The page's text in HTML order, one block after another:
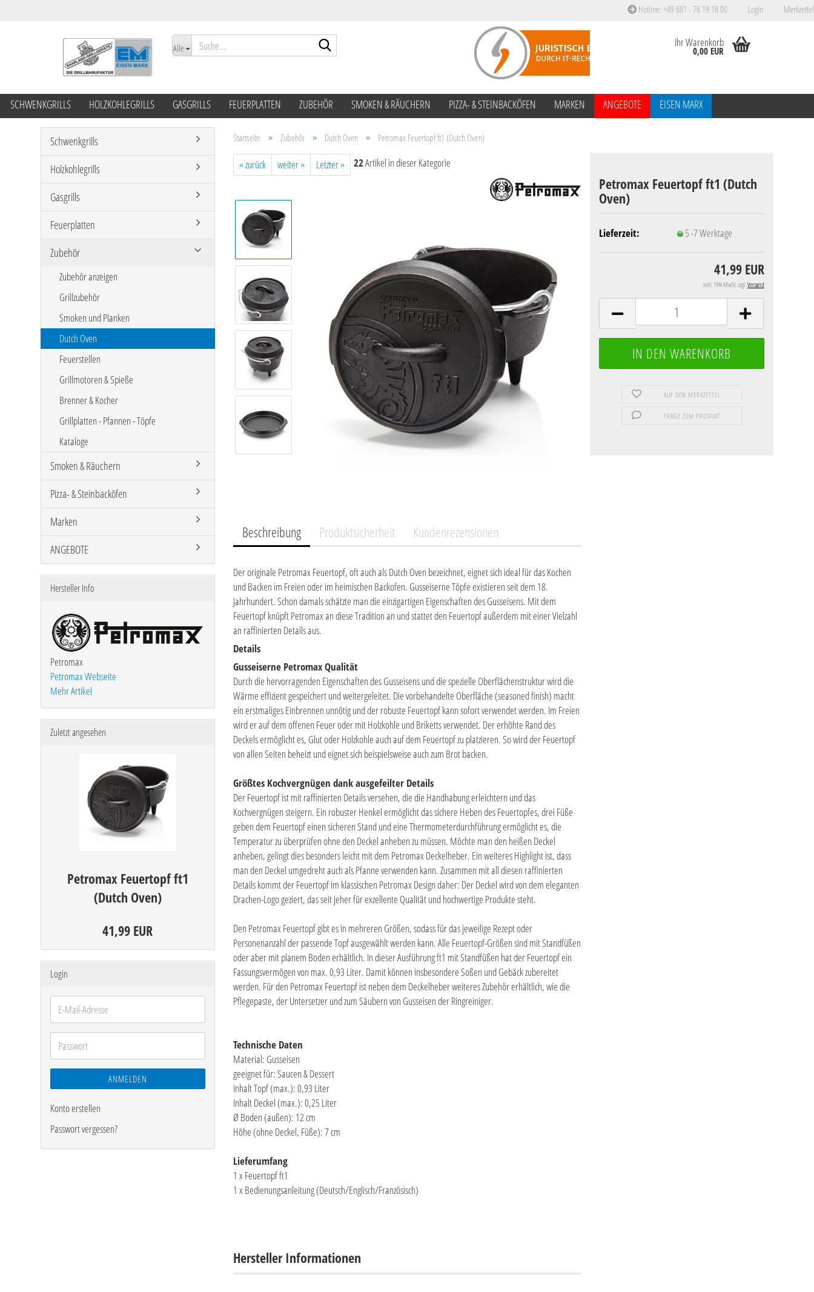
Hotline: +49 681 - 76 19 18 00 Login Merkzettel
Alle Ihr Warenkorb
0,00 EUR
SCHWENKGRILLS HOLZKOHLEGRILLS GASGRILLS FEUERPLATTEN ZUBEHÖR SMOKEN & RÄUCHERN PIZZA- & STEINBACKÖFEN MARKEN ANGEBOTE EISEN MARX
Startseite » Zubehör » Dutch Oven » Petromax Feuertopf ft1 (Dutch Oven)
« zurück weiter » Letzter » 22Artikel in dieser Kategorie
Petromax Feuertopf ft1 (Dutch
Oven)
Lieferzeit: 5 -7 Werktage
41,99 EUR
inkl. 19% MwSt. zzgl.Versand
AUF DEN MERKZETTEL
FRAGE ZUM PRODUKT
Beschreibung Produktsicherheit Kundenrezensionen
Der originale Petromax Feuertopf, oft auch als Dutch Oven bezeichnet, eignet sich ideal für das Kochen
und Backen im Freien oder im heimischen Backofen. Gusseiserne Töpfe existieren seit dem 18.
Jahrhundert. Schon damals schätzte man die einzigartigen Eigenschaften des Gusseisens. Mit dem
Feuertopf knüpft Petromax an diese Tradition an und stattet den Feuertopf außerdem mit einer Vielzahl
an raffinierten Details aus.
Details
Gusseiserne Petromax Qualität
Durch die hervorragenden Eigenschaften des Gusseisens und die spezielle Oberflächenstruktur wird die
Wärme effizient gespeichert und weitergeleitet. Die vorbehandelte Oberfläche (seasoned finish) macht
ein erstmaliges Einbrennen unnötig und der robuste Feuertopf kann sofort verwendet werden. Im Freien
wird er auf dem offenen Feuer oder mit Holzkohle und Briketts verwendet. Der erhöhte Rand des
Deckels ermöglicht es, Glut oder Holzkohle auch auf dem Feuertopf zu platzieren. So wird der Feuertopf
von allen Seiten beheizt und eignet sich beispielsweise auch zum Brot backen.
Größtes Kochvergnügen dank ausgefeilter Details
Der Feuertopf ist mit raffinierten Details versehen, die die Handhabung erleichtern und das
Kochvergnügen steigern. Ein robuster Henkel ermöglicht das sichere Heben des Feuertopfes, drei Füße
geben dem Feuertopf einen sicheren Stand und eine Thermometerdurchführung ermöglicht es, die
Temperatur zu überprüfen ohne den Deckel anheben zu müssen. Möchte man den heißen Deckel
anheben, gelingt dies besonders leicht mit dem Petromax Deckelheber. Ein weiteres Highlight ist, dass
man den Deckel umgedreht auch als Pfanne verwenden kann. Zusammen mit all diesen raffinierten
Details kommt der Feuertopf im klassischen Petromax Design daher: Der Deckel wird von dem eleganten
Drachen-Logo geziert, das seit jeher für exzellente Qualität und hochwertige Produkte steht.
Den Petromax Feuertopf gibt es in mehreren Größen, sodass für das jeweilige Rezept oder
Personenanzahl der passende Topf ausgewählt werden kann. Alle Feuertopf-Größen sind mit Standfüßen
oder aber mit planem Boden erhältlich. In dieser Ausführung ft1 mit Standfüßen hat der Feuertopf ein
Fassungsvermögen von max. 0,93 Liter. Damit können insbesondere Soßen und Gebäck zubereitet
werden. Für den Petromax Feuertopf ist neben dem Deckelheber weiteres Zubehör erhältlich, wie die
Pflegepaste, der Untersetzer und zum Säubern von Gusseisen der Ringreiniger.
Technische Daten
Material: Gusseisen
geeignet für: Saucen & Dessert
Inhalt Topf (max.): 0,93 Liter
Inhalt Deckel (max.): 0,25 Liter
Ø Boden (außen): 12 cm
Höhe (ohne Deckel, Füße): 7 cm
Lieferumfang
1 x Feuertopf ft1
1 x Bedienungsanleitung (Deutsch/Englisch/Französisch)
Hersteller Informationen
Schwenkgrills
Holzkohlegrills
Gasgrills
Feuerplatten
Zubehör
Zubehör anzeigen
Grillzubehör
Smoken und Planken
Dutch Oven
Feuerstellen
Grillmotoren & Spieße
Brenner & Kocher
Grillplatten - Pfannen - Töpfe
Kataloge
Smoken & Räuchern
Pizza- & Steinbacköfen
Marken
ANGEBOTE
Hersteller Info
Petromax
Petromax Webseite
Mehr Artikel
Zuletzt angesehen
Petromax Feuertopf ft1
(Dutch Oven)
41,99 EUR
Login
E-
Mail-
Adresse
Passwort
ANMELDEN
Konto erstellen
Passwort vergessen?